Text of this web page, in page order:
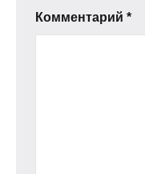
Комментарий *